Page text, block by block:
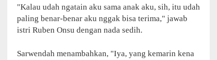
"Kalau udah ngatain aku sama anak aku, sih, itu udah
paling benar-benar aku nggak bisa terima," jawab
istri Ruben Onsu dengan nada sedih.
Sarwendah menambahkan, "Iya, yang kemarin kena